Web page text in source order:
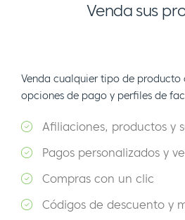
Venda sus
Venda cualquier tipo de producto
opciones de pago y perfiles de
Afiliaciones, productos y
Pagos personalizados y
Compras con un clic
Códigos de descuento y